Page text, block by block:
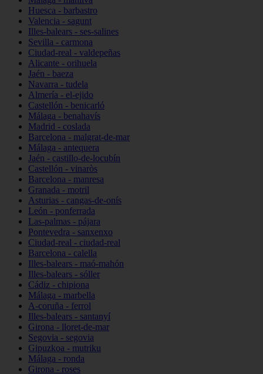
Huesca - barbastro
Valencia - sagunt
Illes-balears - ses-salines
Sevilla - carmona
Ciudad-real - valdepeñas
Alicante - orihuela
Jaén - baeza
Navarra - tudela
Almería - el-ejido
Castellón - benicarló
Málaga - benahavís
Madrid - coslada
Barcelona - malgrat-de-mar
Málaga - antequera
Jaén - castillo-de-locubín
Castellón - vinaròs
Barcelona - manresa
Granada - motril
Asturias - cangas-de-onís
León - ponferrada
Las-palmas - pájara
Pontevedra - sanxenxo
Ciudad-real - ciudad-real
Barcelona - calella
Illes-balears - maó-mahón
Illes-balears - sóller
Cádiz - chipiona
Málaga - marbella
A-coruña - ferrol
Illes-balears - santanyí
Girona - lloret-de-mar
Segovia - segovia
Gipuzkoa - mutriku
Málaga - ronda
Girona - roses